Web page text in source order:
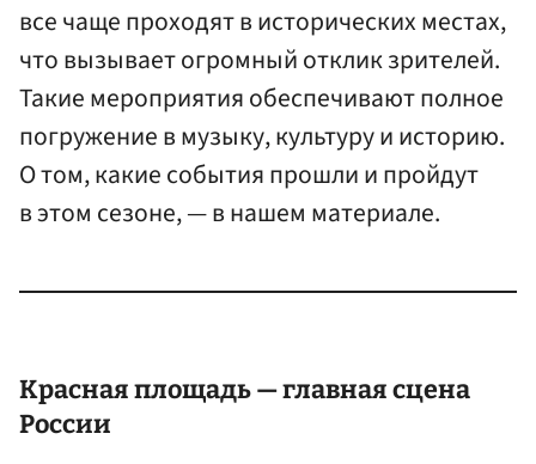
все чаще проходят в исторических местах,
что вызывает огромный отклик зрителей.
Такие мероприятия обеспечивают полное
погружение в музыку, культуру и историю.
О том, какие события прошли и пройдут
в этом сезоне, — в нашем материале.
Красная площадь — главная сцена
России